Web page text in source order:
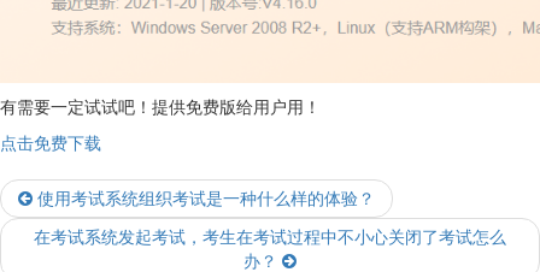
有需要一定试试吧！提供免费版给用户用！
点击免费下载
使用考试系统组织考试是一种什么样的体验？
在考试系统发起考试，考生在考试过程中不小心关闭了考试怎么
办？